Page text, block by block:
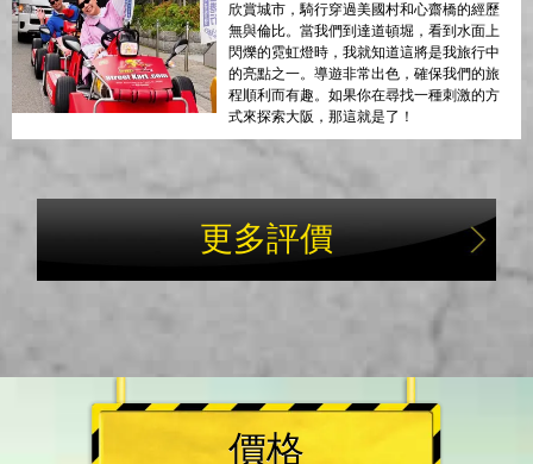
欣賞城市，騎行穿過美國村和心齋橋的經歷
無與倫比。當我們到達道頓堀，看到水面上
閃爍的霓虹燈時，我就知道這將是我旅行中
的亮點之一。導遊非常出色，確保我們的旅
程順利而有趣。如果你在尋找一種刺激的方
式來探索大阪，那這就是了！
更多評價
價格